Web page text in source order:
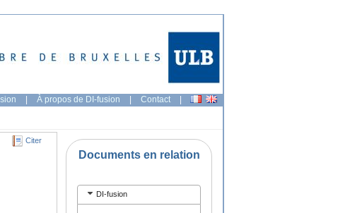
| À propos de DI-fusion | Contact |
Citer
Documents en relation
DI-fusion